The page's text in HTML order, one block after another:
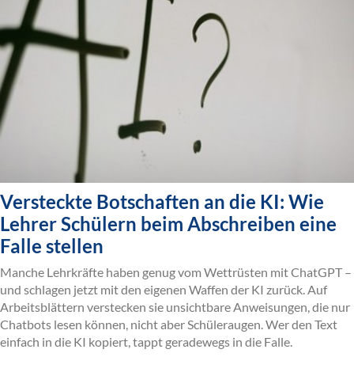
Versteckte Botschaften an die KI: Wie
Lehrer Schülern beim Abschreiben eine
Falle stellen
Manche Lehrkräfte haben genug vom Wettrüsten mit ChatGPT –
und schlagen jetzt mit den eigenen Waffen der KI zurück. Auf
Arbeitsblättern verstecken sie unsichtbare Anweisungen, die nur
Chatbots lesen können, nicht aber Schüleraugen. Wer den Text
einfach in die KI kopiert, tappt geradewegs in die Falle.